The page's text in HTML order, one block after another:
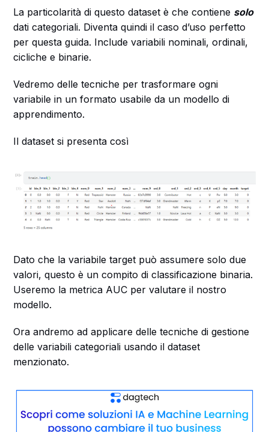
La particolarità di questo dataset è che contiene solo
dati categoriali. Diventa quindi il caso d’uso perfetto
per questa guida. Include variabili nominali, ordinali,
cicliche e binarie.
Vedremo delle tecniche per trasformare ogni
variabile in un formato usabile da un modello di
apprendimento.
Il dataset si presenta così
Dato che la variabile target può assumere solo due
valori, questo è un compito di classificazione binaria.
Useremo la metrica AUC per valutare il nostro
modello.
Ora andremo ad applicare delle tecniche di gestione
delle variabili categoriali usando il dataset
menzionato.